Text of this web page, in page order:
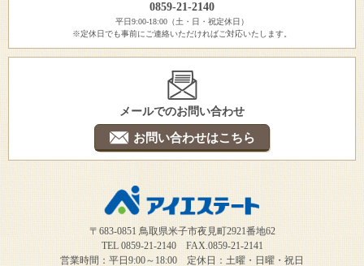
0859-21-2140
平日9:00-18:00（土・日・祝定休日）
※定休日でも事前にご連絡いただければご対応いたします。
メールでのお問い合わせ
お問い合わせはこちら
〒683-0851 鳥取県米子市夜見町2921番地62
TEL 0859-21-2140 FAX.0859-21-2141
営業時間：平日9:00～18:00 定休日：土曜・日曜・祝日